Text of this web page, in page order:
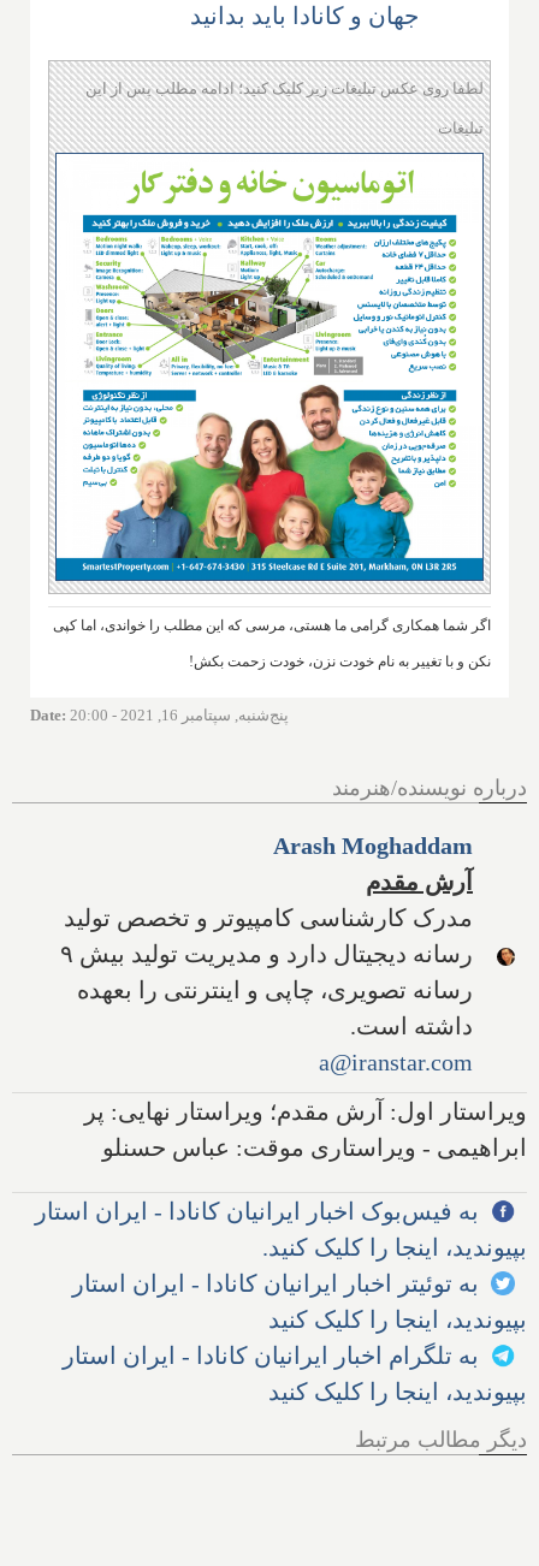
جهان و کانادا باید بدانید
لطفا روی عکس تبلیغات زیر کلیک کنید؛ ادامه مطلب پس از این
تبلیغات
اگر شما همکاری گرامی ما هستی، مرسی که این مطلب را خواندی، اما کپی
نکن و با تغییر به نام خودت نزن، خودت زحمت بکش!
Date: پنج‌شنبه, سپتامبر 16, 2021 - 20:00
درباره نویسنده/هنرمند
Arash Moghaddam
آرش مقدم
مدرک کارشناسی کامپیوتر و تخصص تولید
رسانه دیجیتال دارد و مدیریت تولید بیش ۹
رسانه تصویری، چاپی و اینترنتی را بعهده
داشته است.
a@iranstar.com
ویراستار اول: آرش مقدم؛ ویراستار نهایی: پر
ابراهیمی - ویراستاری موقت: عباس حسنلو
به فیس‌بوک اخبار ایرانیان کانادا - ایران استار
بپیوندید، اینجا را کلیک کنید.
به توئیتر اخبار ایرانیان کانادا - ایران استار
بپیوندید، اینجا را کلیک کنید
به تلگرام اخبار ایرانیان کانادا - ایران استار
بپیوندید، اینجا را کلیک کنید
دیگر مطالب مرتبط